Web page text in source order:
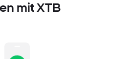
mit XTB